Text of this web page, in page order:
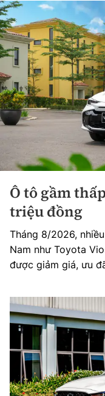
Ô tô gầm
triệu đồng
Tháng 8/2026,
Nam như Toyota
được giảm giá, ưu